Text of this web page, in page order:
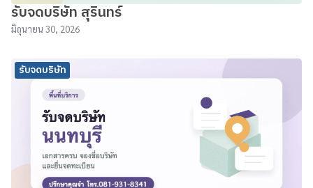
รับจดบริษัท สุรินทร์
มิถุนายน 30, 2026
รับจดบริษัท